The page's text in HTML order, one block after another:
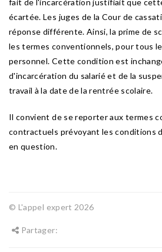
fait de l'incarcération justifiait que
écartée. Les juges de la Cour de
réponse différente. Ainsi, la prime de
les termes conventionnels, pour tous
personnel. Cette condition est
d'incarcération du salarié et de la
travail à la date de la rentrée scolaire.
Il convient de se reporter aux termes
contractuels prévoyant les conditions
en question.
© L'appel expert 2026
Partager: